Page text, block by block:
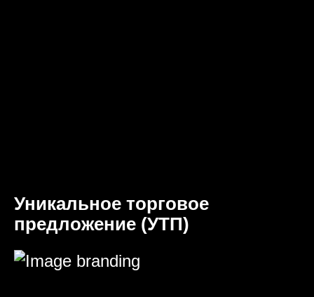
Уникальное торговое
предложение (УТП)